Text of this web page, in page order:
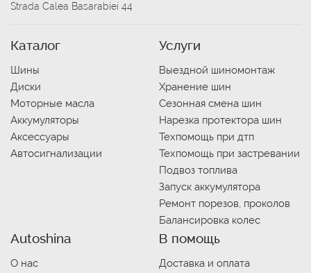
Strada Calea Basarabiei 44
Каталог
Шины
Диски
Моторные масла
Аккумуляторы
Аксессуары
Автосигнализации
Услуги
Выездной шиномонтаж
Хранение шин
Сезонная смена шин
Нарезка протектора шин
Техпомощь при дтп
Техпомощь при застревании
Подвоз топлива
Запуск аккумулятора
Ремонт порезов, проколов
Балансировка колес
Autoshina
О нас
В помощь
Доставка и оплата